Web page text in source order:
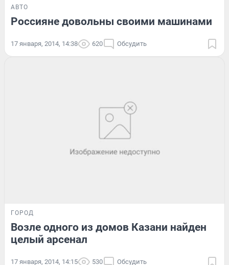
АВТО
Россияне довольны своими машинами
17 января, 2014, 14:38 620 Обсудить
ГОРОД
Возле одного из домов Казани найден
целый арсенал
17 января, 2014, 14:15 530 Обсудить